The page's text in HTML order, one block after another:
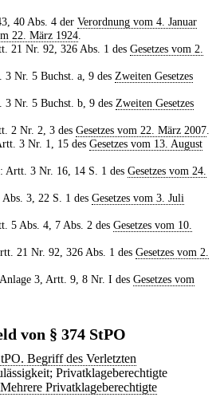
40 Abs. 4 der Verordnung vom 4. Januar
22. März 1924
21 Nr. 92, 326 Abs. 1 des Gesetzes vom 2.
Nr. 5 Buchst. a, 9 des Zweiten Gesetzes
Nr. 5 Buchst. b, 9 des Zweiten Gesetzes
2 Nr. 2, 3 des Gesetzes vom 22. März 2007.
3 Nr. 1, 15 des Gesetzes vom 13. August
Artt. 3 Nr. 16, 14 S. 1 des Gesetzes vom 24.
3, 22 S. 1 des Gesetzes vom 3. Juli
5 Abs. 4, 7 Abs. 2 des Gesetzes vom 10.
21 Nr. 92, 326 Abs. 1 des Gesetzes vom 2.
Anlage 3, Artt. 9, 8 Nr. I des Gesetzes vom
von § 374 StPO
Begriff des Verletzten
Privatklageberechtigte
Privatklageberechtigte